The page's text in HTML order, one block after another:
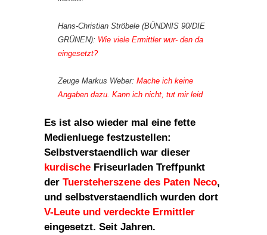
Hans-Christian Ströbele (BÜNDNIS 90/DIE
GRÜNEN): Wie viele Ermittler wur- den da
eingesetzt?
Zeuge Markus Weber: Mache ich keine
Angaben dazu. Kann ich nicht, tut mir leid
Es ist also wieder mal eine fette
Medienluege festzustellen:
Selbstverstaendlich war dieser
kurdische Friseurladen Treffpunkt
der Tuersteherszene des Paten Neco,
und selbstverstaendlich wurden dort
V-Leute und verdeckte Ermittler
eingesetzt. Seit Jahren.